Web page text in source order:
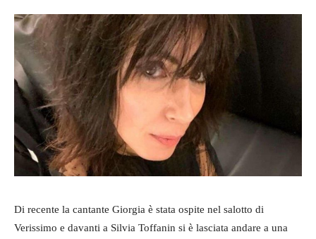
Di recente la cantante Giorgia è stata ospite nel salotto di
Verissimo e davanti a Silvia Toffanin si è lasciata andare a una